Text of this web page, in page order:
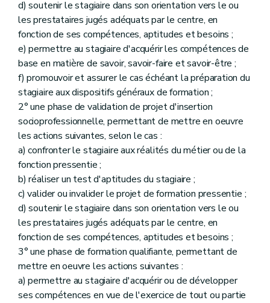
d) soutenir le stagiaire dans son orientation vers le ou
les prestataires jugés adéquats par le centre, en
fonction de ses compétences, aptitudes et besoins ;
e) permettre au stagiaire d'acquérir les compétences de
base en matière de savoir, savoir-faire et savoir-être ;
f) promouvoir et assurer le cas échéant la préparation du
stagiaire aux dispositifs généraux de formation ;
2° une phase de validation de projet d'insertion
socioprofessionnelle, permettant de mettre en oeuvre
les actions suivantes, selon le cas :
a) confronter le stagiaire aux réalités du métier ou de la
fonction pressentie ;
b) réaliser un test d'aptitudes du stagiaire ;
c) valider ou invalider le projet de formation pressentie ;
d) soutenir le stagiaire dans son orientation vers le ou
les prestataires jugés adéquats par le centre, en
fonction de ses compétences, aptitudes et besoins ;
3° une phase de formation qualifiante, permettant de
mettre en oeuvre les actions suivantes :
a) permettre au stagiaire d'acquérir ou de développer
ses compétences en vue de l'exercice de tout ou partie